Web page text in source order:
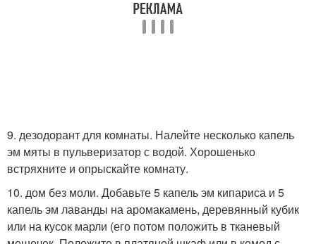
9. дезодорант для комнаты. Налейте несколько капель
эм мяты в пульверизатор с водой. Хорошенько
встряхните и опрыскайте комнату.
10. дом без моли. Добавьте 5 капель эм кипариса и 5
капель эм лаванды на аромакамень, деревянный кубик
или на кусок марли (его потом положить в тканевый